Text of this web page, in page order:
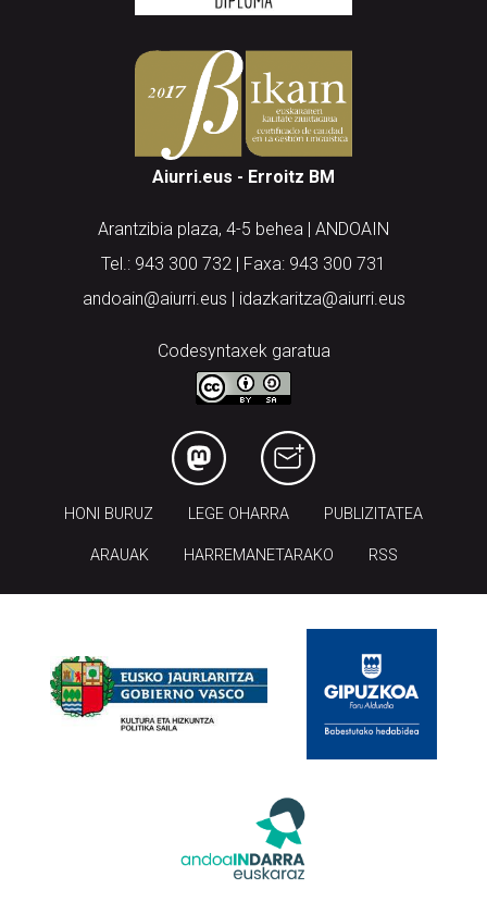
Aiurri.eus - Erroitz BM
Arantzibia plaza, 4-5 behea | ANDOAIN
Tel.: 943 300 732 | Faxa: 943 300 731
andoain@aiurri.eus | idazkaritza@aiurri.eus
Codesyntaxek garatua
HONI BURUZ LEGE OHARRA PUBLIZITATEA
ARAUAK HARREMANETARAKO RSS